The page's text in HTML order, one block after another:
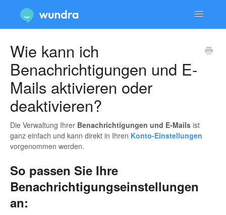
Toggle
Konto & Anmeldung
Technische Probleme & Support
Datenschutz & Sicherheit
Wie kann ich
Benachrichtigungen und E-
Mails aktivieren oder
deaktivieren?
Die Verwaltung Ihrer Benachrichtigungen und E-Mails ist
ganz einfach und kann direkt in Ihren Konto-Einstellungen
vorgenommen werden.
So passen Sie Ihre
Benachrichtigungseinstellungen
an: